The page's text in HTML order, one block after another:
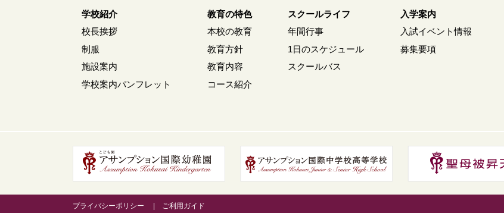
学校紹介
校長挨拶
制服
施設案内
学校案内パンフレット
教育の特色
本校の教育
教育方針
教育内容
コース紹介
スクールライフ
年間行事
1日のスケジュール
スクールバス
入学案内
入試イベント情報
募集要項
プライバシーポリシー ご利用ガイド